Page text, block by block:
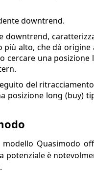
downtrend.
downtrend,
alto, che dà
una posizione
del
posizione long (buy)
Quasimodo
è